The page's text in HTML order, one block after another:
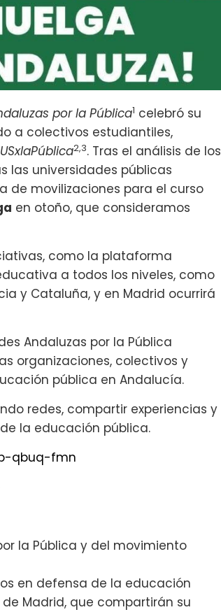
por la Pública1 celebró su
a colectivos estudiantiles,
USxlaPública2,3. Tras el análisis de los
las universidades públicas
de movilizaciones para el curso
en otoño, que consideramos
como la plataforma
a todos los niveles, como
y Cataluña, y en Madrid ocurrirá
Andaluzas por la Pública
organizaciones, colectivos y
pública en Andalucía.
redes, compartir experiencias y
la educación pública.
qbuq-fmn
la Pública y del movimiento
en defensa de la educación
Madrid, que compartirán su